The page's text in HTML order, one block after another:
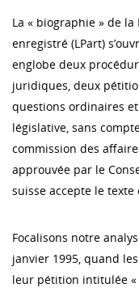
La « biographie » de
enregistré (LPart)
englobe deux
juridiques, deux
questions ordinaires
législative, sans
commission des
approuvée par le
suisse accepte le texte
Focalisons notre
janvier 1995, quand
leur pétition intitulée «